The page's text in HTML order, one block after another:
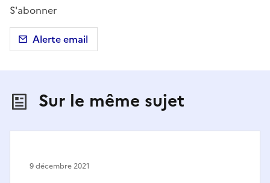
S'abonner
Alerte email
Sur le même sujet
9 décembre 2021